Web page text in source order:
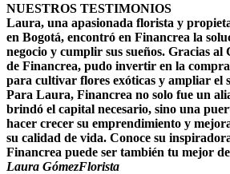
NUESTROS TESTIMONIOS
Laura, una apasionada florista y
en Bogotá, encontró en Financrea la
negocio y cumplir sus sueños. Gracias
de Financrea, pudo invertir en la
para cultivar flores exóticas y ampliar el
Para Laura, Financrea no solo fue un
brindó el capital necesario, sino una
hacer crecer su emprendimiento y
su calidad de vida. Conoce su
Financrea puede ser también tu mejor
Laura GómezFlorista